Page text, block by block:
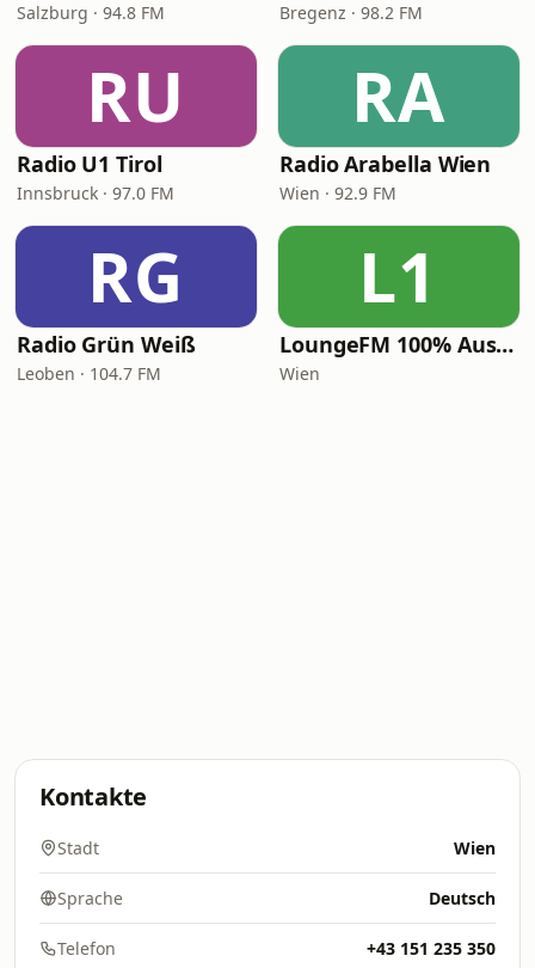
Salzburg · 94.8 FM Bregenz · 98.2 FM
RU
Radio U1 Tirol
Innsbruck · 97.0 FM
RA
Radio Arabella Wien
Wien · 92.9 FM
RG
Radio Grün Weiß
Leoben · 104.7 FM
L1
LoungeFM 100% Austria
Wien
Kontakte
Stadt Wien
Sprache Deutsch
Telefon +43 151 235 350